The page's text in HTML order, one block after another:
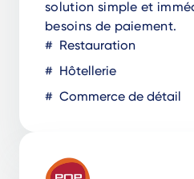
solution simple et
besoins de paiement.
Restauration
Hôtellerie
Commerce de détail